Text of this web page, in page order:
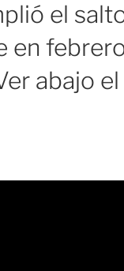
el
en
abajo el